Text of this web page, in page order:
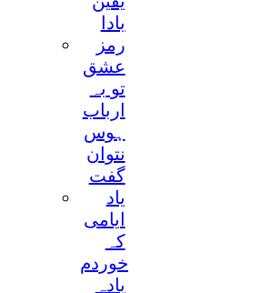
بادا
رمز
عشق
تو بہ
ارباب
ہوس
نتوان
گفت
یاد
ایامی
کہ
خوردم
بادہ